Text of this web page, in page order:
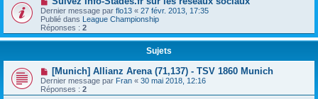
Dernier message par flo13 « 27 févr. 2013, 17:35
Publié dans League Championship
Réponses : 2
Sujets
[Munich] Allianz Arena (71,137) - TSV 1860 Munich
Dernier message par Fran « 30 mai 2018, 12:16
Réponses : 2